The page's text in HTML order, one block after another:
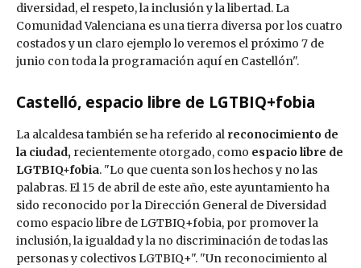
diversidad, el respeto, la inclusión y la libertad. La
Comunidad Valenciana es una tierra diversa por los cuatro
costados y un claro ejemplo lo veremos el próximo 7 de
junio con toda la programación aquí en Castellón".
Castelló, espacio libre de LGTBIQ+fobia
La alcaldesa también se ha referido al reconocimiento de
la ciudad, recientemente otorgado, como espacio libre de
LGTBIQ+fobia. "Lo que cuenta son los hechos y no las
palabras. El 15 de abril de este año, este ayuntamiento ha
sido reconocido por la Dirección General de Diversidad
como espacio libre de LGTBIQ+fobia, por promover la
inclusión, la igualdad y la no discriminación de todas las
personas y colectivos LGTBIQ+". "Un reconocimiento al